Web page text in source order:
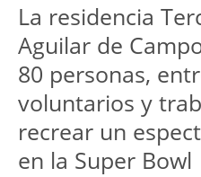
La residencia
Aguilar de
80 personas,
voluntarios y
recrear un
en la Super Bowl